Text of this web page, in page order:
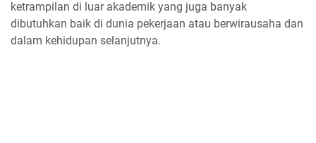
ketrampilan di luar akademik yang juga banyak
dibutuhkan baik di dunia pekerjaan atau berwirausaha dan
dalam kehidupan selanjutnya.